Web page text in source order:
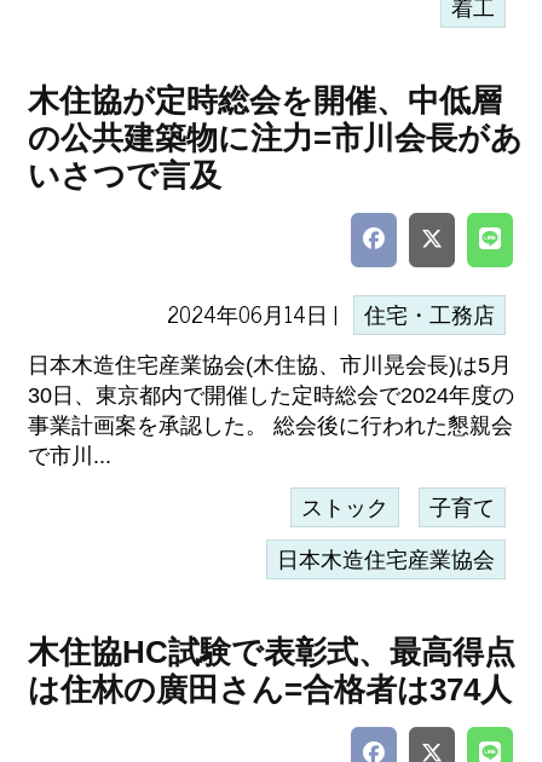
着工
木住協が定時総会を開催、中低層
の公共建築物に注力=市川会長があ
いさつで言及
2024年06月14日 | 住宅・工務店
日本木造住宅産業協会(木住協、市川晃会長)は5月
30日、東京都内で開催した定時総会で2024年度の
事業計画案を承認した。 総会後に行われた懇親会
で市川...
ストック 子育て
日本木造住宅産業協会
木住協HC試験で表彰式、最高得点
は住林の廣田さん=合格者は374人